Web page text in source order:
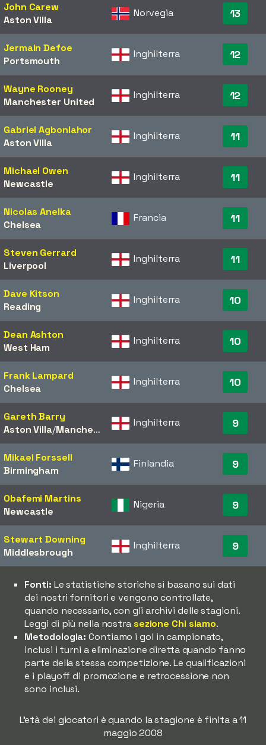
John Carew
Aston Villa
Norvegia 13
Jermain Defoe
Portsmouth
Inghilterra 12
Wayne Rooney
Manchester United
Inghilterra 12
Gabriel Agbonlahor
Aston Villa
Inghilterra 11
Michael Owen
Newcastle
Inghilterra 11
Nicolas Anelka
Chelsea
Francia 11
Steven Gerrard
Liverpool
Inghilterra 11
Dave Kitson
Reading
Inghilterra 10
Dean Ashton
West Ham
Inghilterra 10
Frank Lampard
Chelsea
Inghilterra 10
Gareth Barry
Aston Villa/​Manchester City
Inghilterra 9
Mikael Forssell
Birmingham
Finlandia 9
Obafemi Martins
Newcastle
Nigeria 9
Stewart Downing
Middlesbrough
Inghilterra 9
Fonti: Le statistiche storiche si basano sui dati
dei nostri fornitori e vengono controllate,
quando necessario, con gli archivi delle stagioni.
Leggi di più nella nostra sezione Chi siamo.
Metodologia: Contiamo i gol in campionato,
inclusi i turni a eliminazione diretta quando fanno
parte della stessa competizione. Le qualificazioni
e i playoff di promozione e retrocessione non
sono inclusi.
L'età dei giocatori è quando la stagione è finita a 11
maggio 2008